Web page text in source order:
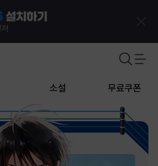
소설 무료쿠폰